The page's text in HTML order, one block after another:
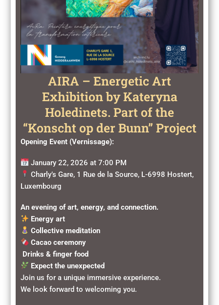
AIRA – Energetic Art
Exhibition by Kateryna
Holedinets. Part of the
“Konscht op der Bunn” Project
Opening Event (Vernissage):
January 22, 2026 at 7:00 PM
Charly’s Gare, 1 Rue de la Source, L-6998 Hostert,
Luxembourg
An evening of art, energy, and connection.
Energy art
Collective meditation
Cacao ceremony
Drinks & finger food
Expect the unexpected
Join us for a unique immersive experience.
We look forward to welcoming you.